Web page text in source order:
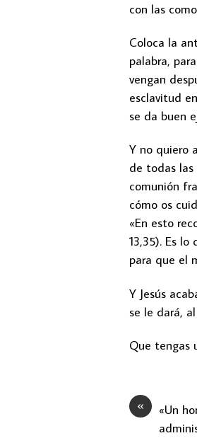
con las
Coloca la
palabra,
vengan
esclavitud
se da buen
Y no quiero
de todas
comunión
cómo os
«En esto
13,35). Es
para que el
Y Jesús
se le dará,
Que tengas
«
«Un